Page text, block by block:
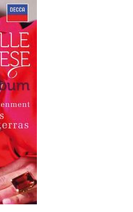
свой яд ревности,
изумительных
окрашенной
оркестром
Шведского